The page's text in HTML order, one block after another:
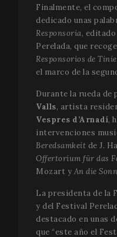
Finalmente, el
dedicado unas
Responsoria,
Perelada, que
Responsorios de
el marco de la
Durante la rueda de
Valls, artista
Vespres d’Arnadí,
intervenciones
Beredsamkeit de J.
Offertorium für das
Mozart y An die
La presidenta de la
y del Festival
destacado en unas
que “este año el